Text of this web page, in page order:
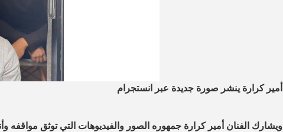
أمير كرارة ينشر صورة جديدة عبر انستجرام
ويشارك الفنان أمير كرارة جمهوره الصور والفيديوهات التي توثق مواقفه